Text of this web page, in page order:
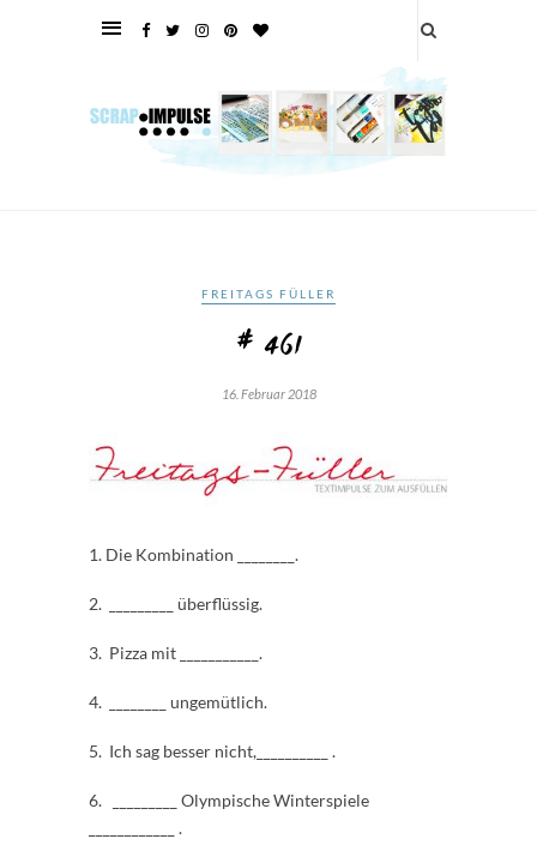
FREITAGS FÜLLER
# 461
16. Februar 2018
1. Die Kombination ________.
2. _________ überflüssig.
3. Pizza mit ___________.
4. ________ ungemütlich.
5. Ich sag besser nicht,__________ .
6. _________ Olympische Winterspiele
____________ .